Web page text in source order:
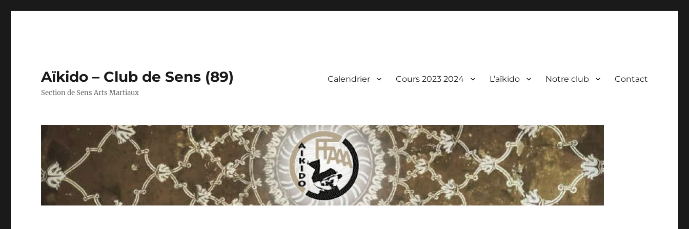
Aïkido – Club de Sens (89)
Section de Sens Arts Martiaux
Calendrier Cours 2023 2024 L’aïkido Notre club Contact